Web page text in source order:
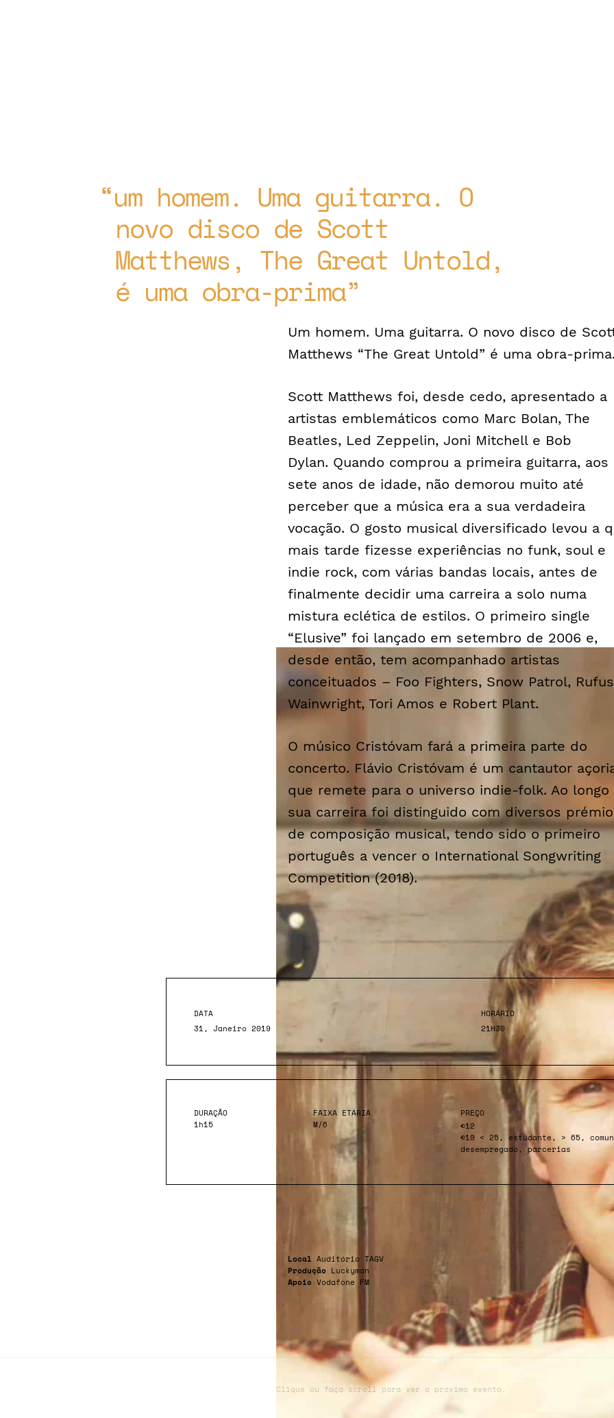
um homem. Uma guitarra. O
novo disco de Scott
Matthews, The Great Untold,
é uma obra-prima
Um homem. Uma guitarra. O novo disco de
Matthews “The Great Untold” é uma obra-
Scott Matthews foi, desde cedo, apresentado a
artistas emblemáticos como Marc Bolan, The
Beatles, Led Zeppelin, Joni Mitchell e Bob
Dylan. Quando comprou a primeira guitarra, aos
sete anos de idade, não demorou muito até
perceber que a música era a sua verdadeira
vocação. O gosto musical diversificado levou a
mais tarde fizesse experiências no funk, soule
indie rock, com várias bandas locais, antes de
finalmente decidir uma carreira a solo numa
mistura eclética de estilos. O primeiro single
“Elusive” foi lançado em setembro de 2006 e,
desde então, tem acompanhado artistas
conceituados – Foo Fighters, Snow Patrol, Rufus
Wainwright, Tori Amos e Robert Plant.
O músico Cristóvam fará a primeira parte do
concerto. Flávio Cristóvam é um cantautor
que remete para o universo indie-folk. Ao longo
sua carreira foi distinguido com diversos
de composição musical, tendo sido o primeiro
português a vencer o International Songwriting
Competition (2018).
DATA
31, Janeiro 2019
HORÁRIO
21H30
DURAÇÃO
1h15
FAIXA ETÁRIA
M/6
PREÇO
€12
€10 < 25, estudante, > 65,
desempregado, parcerias
Local Auditório TAGV
Produção Luckyman
Apoio Vodafone FM
Clique ou faça scroll para ver o próximo evento.